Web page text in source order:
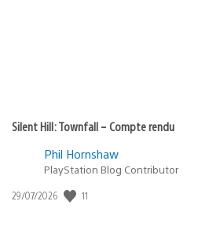
Silent Hill: Townfall – Compte rendu
Phil Hornshaw
PlayStation Blog Contributor
Date
29/07/2026 11